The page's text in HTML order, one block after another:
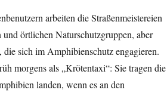
arbeiten die Straßenmeistereien
örtlichen Naturschutzgruppen, aber
sich im Amphibienschutz engagieren.
morgens als „Krötentaxi“: Sie tragen die
landen, wenn es an den